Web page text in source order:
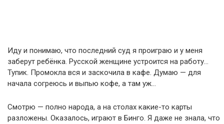
Иду и понимаю, что последний суд я проиграю и у меня
заберут ребёнка. Русской женщине устроится на работу…
Тупик. Промокла вся и заскочила в кафе. Думаю — для
начала согреюсь и выпью кофе, а там уж…
Смотрю — полно народа, а на столах какие-то карты
разложены. Оказалось, играют в Бинго. Я даже не знала, что